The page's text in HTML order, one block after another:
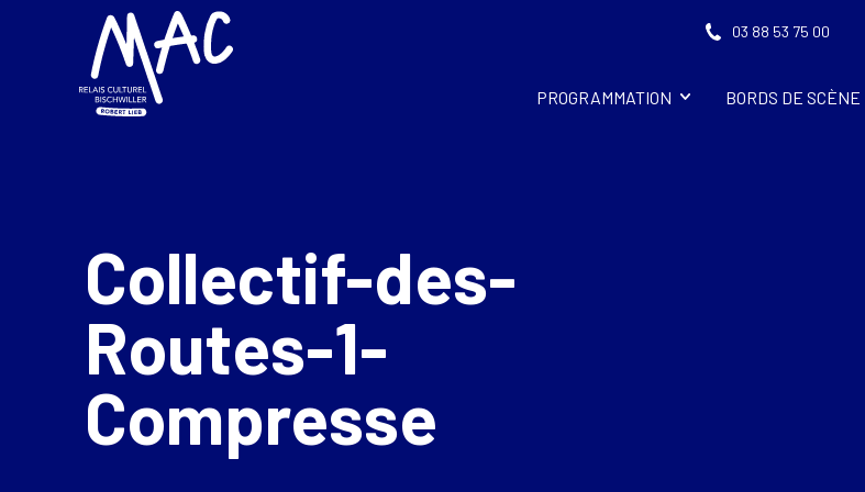
03 88 53 75 00
PROGRAMMATION BORDS DE SCÈNE
Collectif-des-
Routes-1-
Compresse